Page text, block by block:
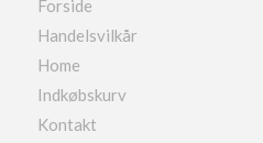
Forside
Handelsvilkår
Home
Indkøbskurv
Kontakt